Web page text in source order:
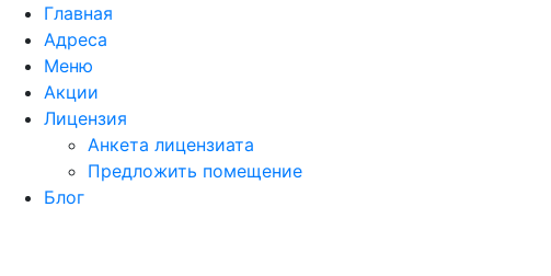
Главная
Адреса
Меню
Акции
Лицензия
Анкета лицензиата
Предложить помещение
Блог